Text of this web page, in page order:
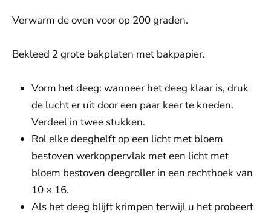
Verwarm de oven voor op 200 graden.
Bekleed 2 grote bakplaten met bakpapier.
Vorm het deeg: wanneer het deeg klaar is, druk
de lucht er uit door een paar keer te kneden.
Verdeel in twee stukken.
Rol elke deeghelft op een licht met bloem
bestoven werkoppervlak met een licht met
bloem bestoven deegroller in een rechthoek van
10 × 16.
Als het deeg blijft krimpen terwijl u het probeert